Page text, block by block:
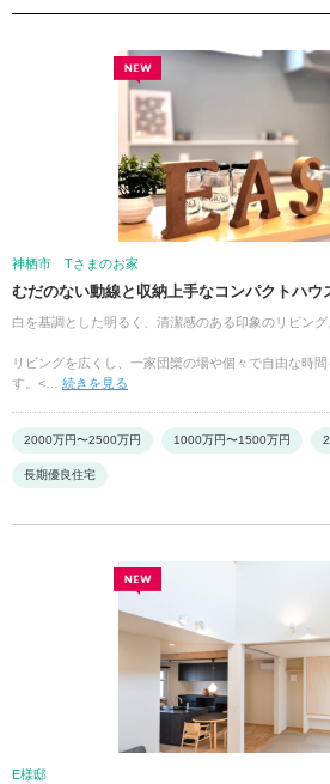
神栖市 Tさまのお家
むだのない動線と収納上手なコンパクトハウ
白を基調とした明るく、清潔感のある印象のリビング
リビングを広くし、一家団欒の場や個々で自由な時
す。<… 続きを見る
2000万円〜2500万円 1000万円〜1500万円
長期優良住宅
E様邸